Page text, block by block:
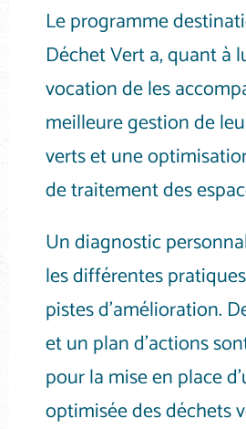
Le programme
Déchet Vert a, quant à
vocation de les
meilleure gestion de
verts et une
de traitement des
Un diagnostic
les différentes
pistes d’amélioration.
et un plan d’actions
pour la mise en place
optimisée des déchets